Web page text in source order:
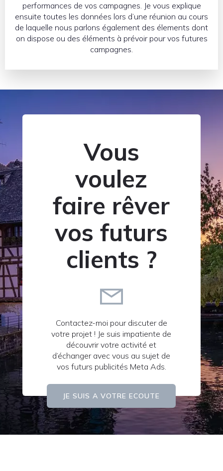
performances de vos campagnes. Je vous explique
ensuite toutes les données lors d’une réunion au cours
de laquelle nous parlons également des élements dont
on dispose ou des éléments à prévoir pour vos futures
campagnes.
Vous
voulez
faire rêver
vos futurs
clients ?
Contactez-moi pour discuter de
votre projet ! Je suis impatiente de
découvrir votre activité et
d’échanger avec vous au sujet de
vos futurs publicités Meta Ads.
JE SUIS A VOTRE ECOUTE